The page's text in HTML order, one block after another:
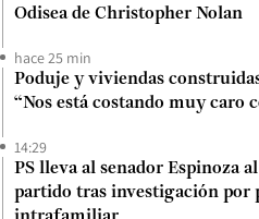
Odisea de Christopher Nolan
hace 25 min
Poduje y viviendas
“Nos está costando muy caro
14:29
PS lleva al senador Espinoza
partido tras investigación por